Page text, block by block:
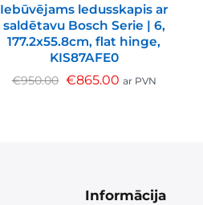
Iebūvējams ledusskapis ar
saldētavu Bosch Serie | 6,
177.2x55.8cm, flat hinge,
KIS87AFE0
€950.00 €865.00 ar PVN
Informācija